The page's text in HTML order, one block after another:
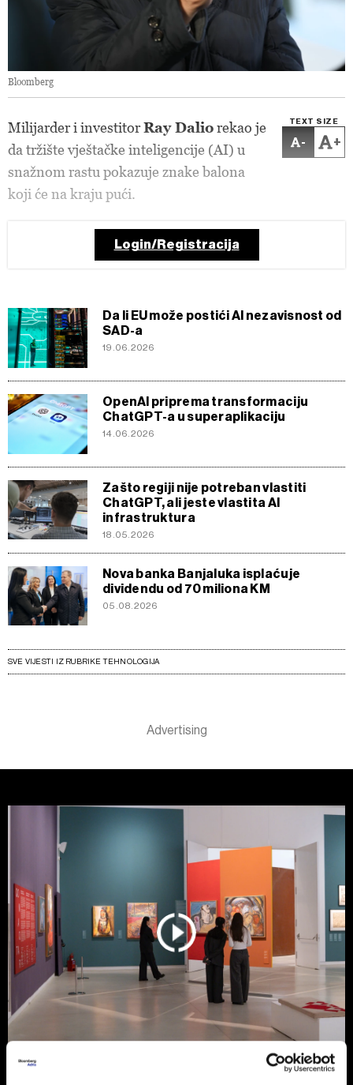
Bloomberg
TEXT SIZE
- +
Milijarder i investitorRay Daliorekao je
da tržište vještačke inteligencije (AI) u
snažnom rastu pokazuje znake balona
koji će na kraju pući.
Login/Registracija
Da li EU može postići AI nezavisnost od
SAD-a
19.06.2026
OpenAI priprema transformaciju
ChatGPT-a u superaplikaciju
14.06.2026
Zašto regiji nije potreban vlastiti
ChatGPT, ali jeste vlastita AI
infrastruktura
18.05.2026
Nova banka Banjaluka isplaćuje
dividendu od 70 miliona KM
05.08.2026
SVE VIJESTI IZ RUBRIKE TEHNOLOGIJA